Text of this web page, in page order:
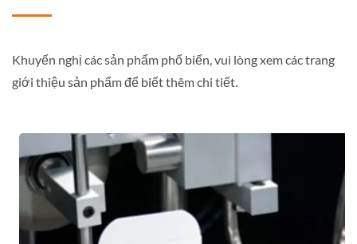
Khuyến nghị các sản phẩm phổ biến, vui lòng xem các trang
giới thiệu sản phẩm để biết thêm chi tiết.